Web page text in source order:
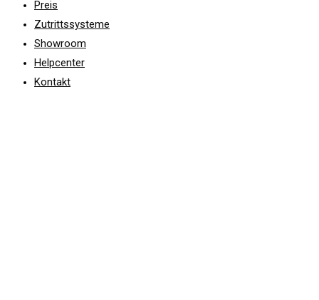
Preis
Zutrittssysteme
Showroom
Helpcenter
Kontakt